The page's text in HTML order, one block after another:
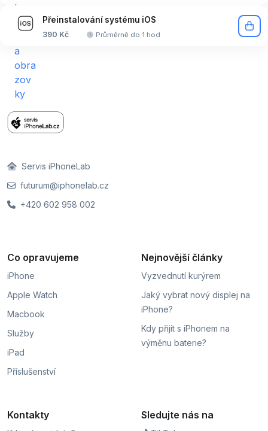
Přeinstalování systému iOS
390 Kč Průměrně do 1 hod
Servis iPhoneLab
futurum@iphonelab.cz
+420 602 958 002
Co opravujeme
iPhone
Apple Watch
Macbook
Služby
iPad
Příslušenství
Nejnovější články
Vyzvednutí kurýrem
Jaký vybrat nový displej na
iPhone?
Kdy přijít s iPhonem na
výměnu baterie?
Kontakty Sledujte nás na